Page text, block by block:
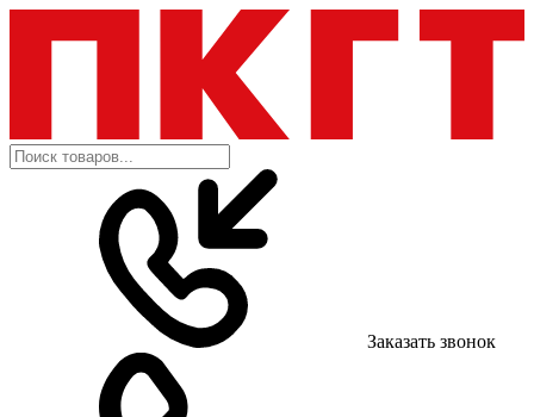
Заказать звонок